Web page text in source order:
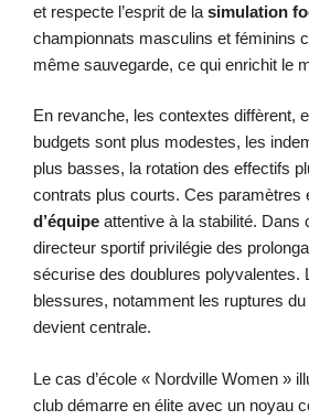
et respecte l’esprit de la simulation
championnats masculins et féminins
même sauvegarde, ce qui enrichit le
En revanche, les contextes diffèrent,
budgets sont plus modestes, les
plus basses, la rotation des effectifs
contrats plus courts. Ces paramètres
d’équipe attentive à la stabilité. Dans
directeur sportif privilégie des
sécurise des doublures polyvalentes.
blessures, notamment les ruptures
devient centrale.
Le cas d’école « Nordville Women »
club démarre en élite avec un noyau